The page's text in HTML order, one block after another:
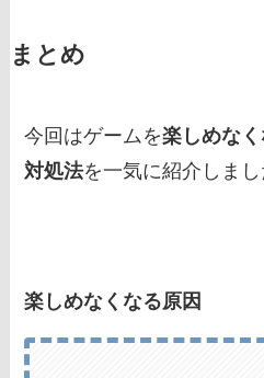
まとめ
今回はゲームを楽しめな
対処法を一気に紹介しまし
楽しめなくなる原因